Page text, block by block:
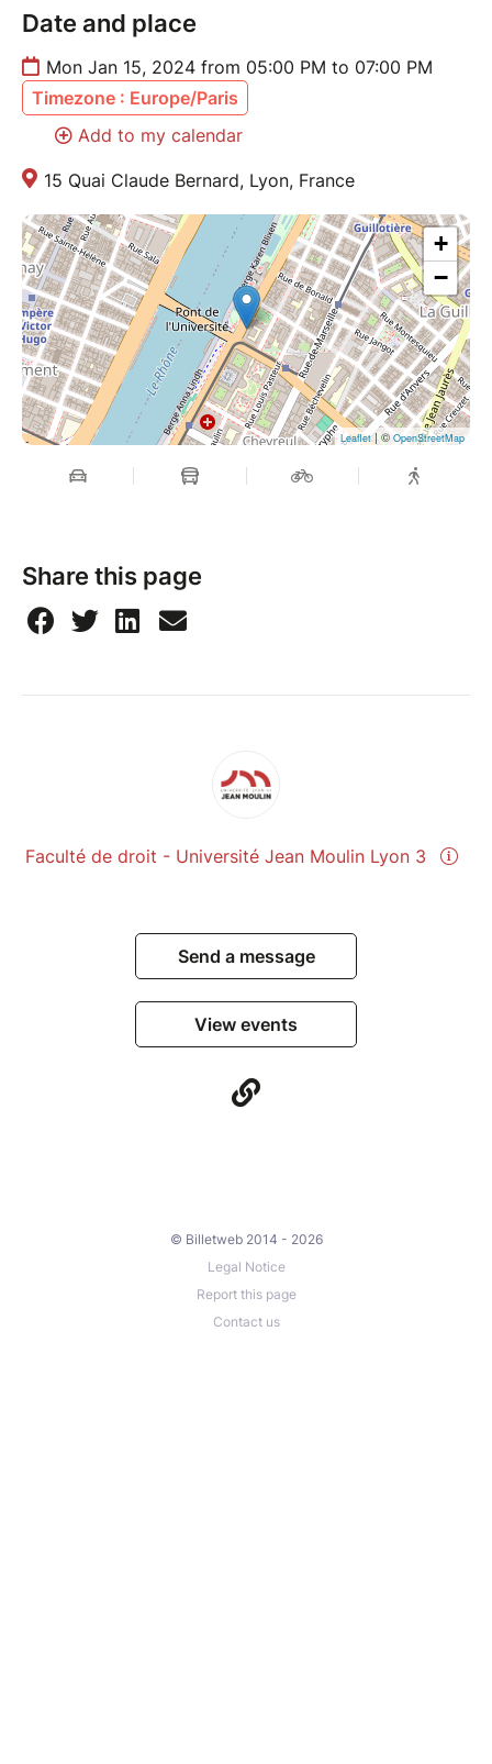
Date and place
Mon Jan 15, 2024 from 05:00 PM to 07:00 PM
Timezone : Europe/Paris
Add to my calendar
15 Quai Claude Bernard, Lyon, France
+
−
Leaflet| ©OpenStreetMap
Share this page
Faculté de droit - Université Jean Moulin Lyon 3
Send a message
View events
© Billetweb 2014 - 2026
Legal Notice
Report this page
Contact us